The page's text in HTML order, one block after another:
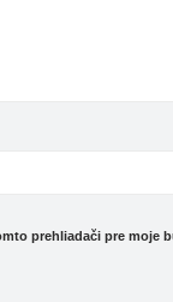
prehliadači pre moje